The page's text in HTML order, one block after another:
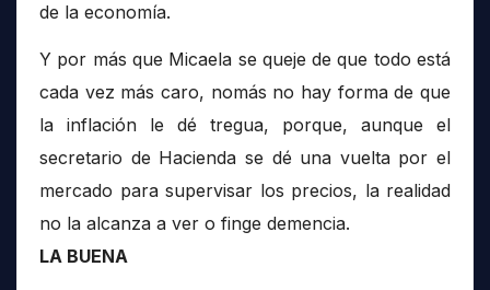
de la economía.
Y por más que Micaela se queje de que todo está
cada vez más caro, nomás no hay forma de que
la inflación le dé tregua, porque, aunque el
secretario de Hacienda se dé una vuelta por el
mercado para supervisar los precios, la realidad
no la alcanza a ver o finge demencia.
LA BUENA